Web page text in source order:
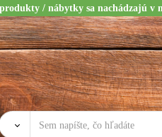
/ nábytky sa nachádzajú v